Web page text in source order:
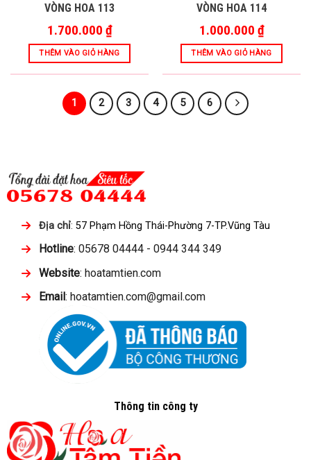
VÒNG HOA 113
1.700.000 ₫
THÊM VÀO GIỎ HÀNG
VÒNG HOA 114
1.000.000 ₫
THÊM VÀO GIỎ HÀNG
1 2 3 4 5 6
Địa chỉ: 57 Phạm Hồng Thái-Phường 7-TP.Vũng Tàu
Hotline: 05678 04444 - 0944 344 349
Website: hoatamtien.com
Email : hoatamtien.com@gmail.com
Thông tin công ty